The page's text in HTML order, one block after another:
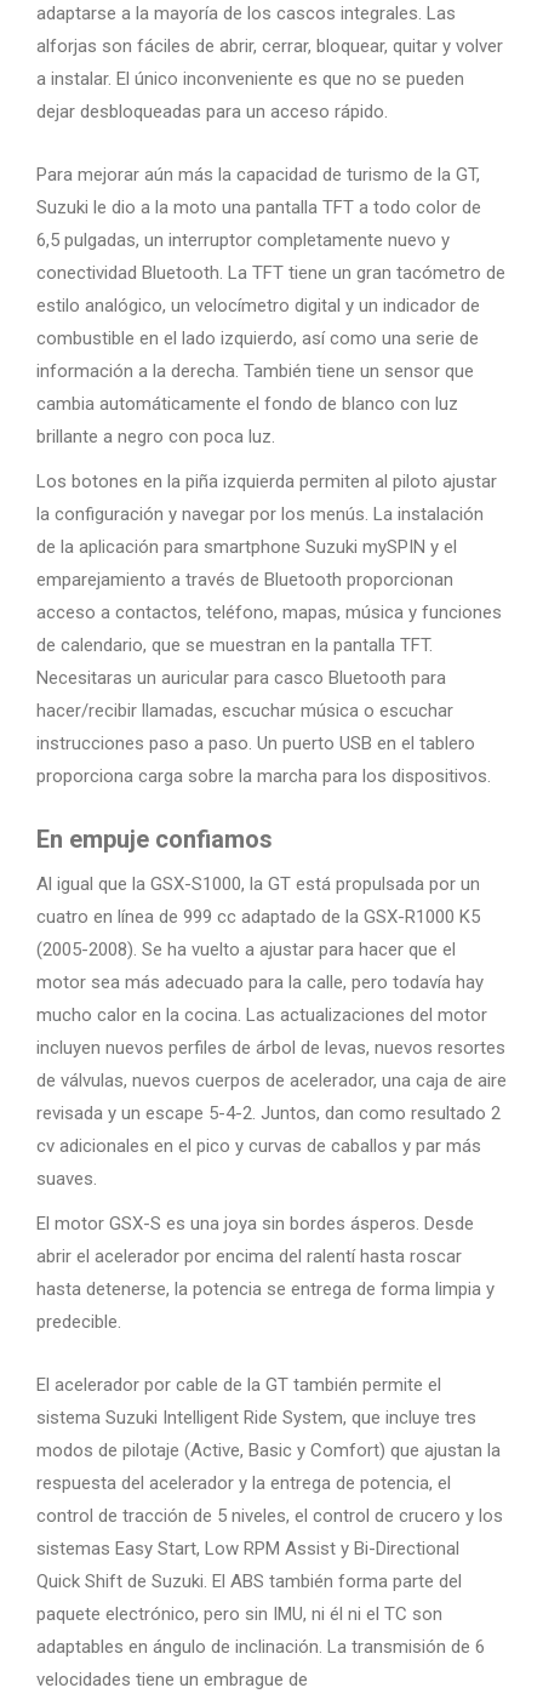
adaptarse a la mayoría de los cascos integrales. Las
alforjas son fáciles de abrir, cerrar, bloquear, quitar y volver
a instalar. El único inconveniente es que no se pueden
dejar desbloqueadas para un acceso rápido.
Para mejorar aún más la capacidad de turismo de la GT,
Suzuki le dio a la moto una pantalla TFT a todo color de
6,5 pulgadas, un interruptor completamente nuevo y
conectividad Bluetooth. La TFT tiene un gran tacómetro de
estilo analógico, un velocímetro digital y un indicador de
combustible en el lado izquierdo, así como una serie de
información a la derecha. También tiene un sensor que
cambia automáticamente el fondo de blanco con luz
brillante a negro con poca luz.
Los botones en la piña izquierda permiten al piloto ajustar
la configuración y navegar por los menús. La instalación
de la aplicación para smartphone Suzuki mySPIN y el
emparejamiento a través de Bluetooth proporcionan
acceso a contactos, teléfono, mapas, música y funciones
de calendario, que se muestran en la pantalla TFT.
Necesitaras un auricular para casco Bluetooth para
hacer/recibir llamadas, escuchar música o escuchar
instrucciones paso a paso. Un puerto USB en el tablero
proporciona carga sobre la marcha para los dispositivos.
En empuje confiamos
Al igual que la GSX-S1000, la GT está propulsada por un
cuatro en línea de 999 cc adaptado de la GSX-R1000 K5
(2005-2008). Se ha vuelto a ajustar para hacer que el
motor sea más adecuado para la calle, pero todavía hay
mucho calor en la cocina. Las actualizaciones del motor
incluyen nuevos perfiles de árbol de levas, nuevos resortes
de válvulas, nuevos cuerpos de acelerador, una caja de aire
revisada y un escape 5-4-2. Juntos, dan como resultado 2
cv adicionales en el pico y curvas de caballos y par más
suaves.
El motor GSX-S es una joya sin bordes ásperos. Desde
abrir el acelerador por encima del ralentí hasta roscar
hasta detenerse, la potencia se entrega de forma limpia y
predecible.
El acelerador por cable de la GT también permite el
sistema Suzuki Intelligent Ride System, que incluye tres
modos de pilotaje (Active, Basic y Comfort) que ajustan la
respuesta del acelerador y la entrega de potencia, el
control de tracción de 5 niveles, el control de crucero y los
sistemas Easy Start, Low RPM Assist y Bi-Directional
Quick Shift de Suzuki. El ABS también forma parte del
paquete electrónico, pero sin IMU, ni él ni el TC son
adaptables en ángulo de inclinación. La transmisión de 6
velocidades tiene un embrague de